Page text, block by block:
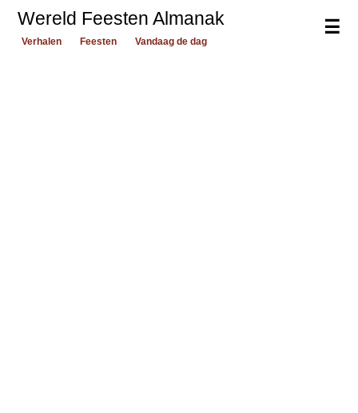
☰
Wereld Feesten Almanak
Verhalen Feesten Vandaag de dag